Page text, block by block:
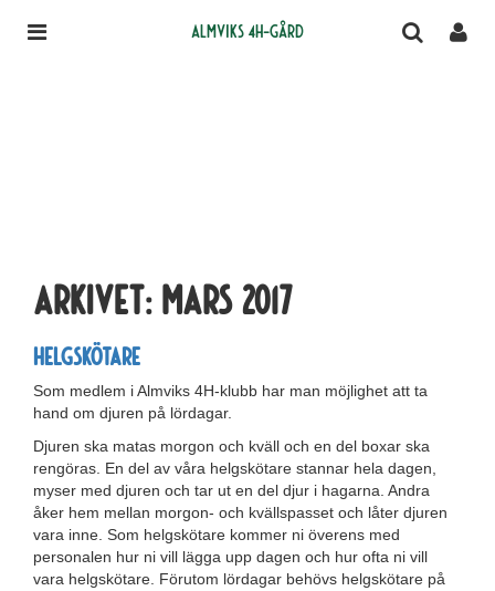
Almviks 4H-gård
Arkivet: mars 2017
Helgskötare
Som medlem i Almviks 4H-klubb har man möjlighet att ta
hand om djuren på lördagar.
Djuren ska matas morgon och kväll och en del boxar ska
rengöras. En del av våra helgskötare stannar hela dagen,
myser med djuren och tar ut en del djur i hagarna. Andra
åker hem mellan morgon- och kvällspasset och låter djuren
vara inne. Som helgskötare kommer ni överens med
personalen hur ni vill lägga upp dagen och hur ofta ni vill
vara helgskötare. Förutom lördagar behövs helgskötare på